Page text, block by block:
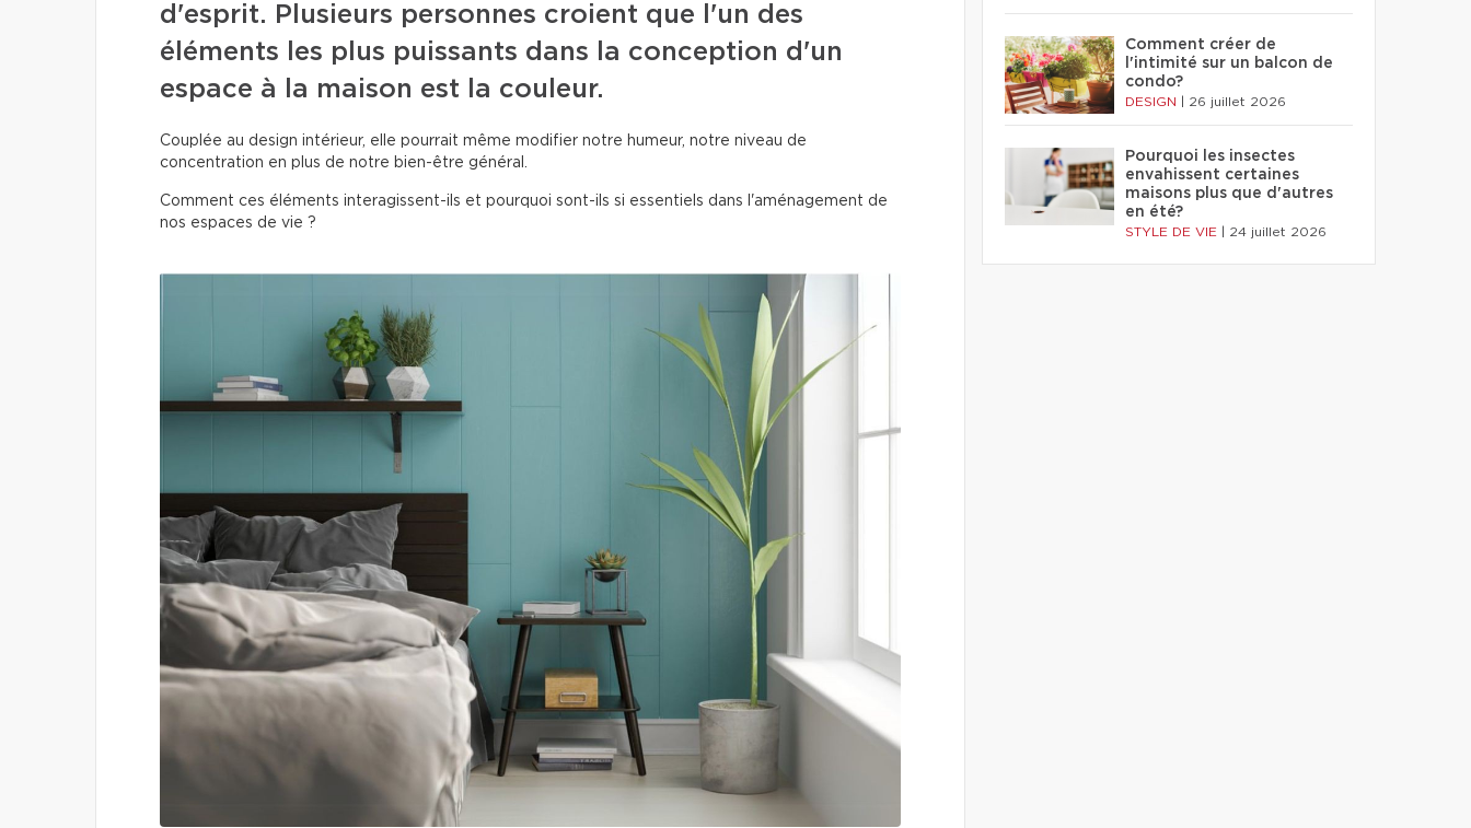
d'esprit. Plusieurs personnes croient que l'un des
éléments les plus puissants dans la conception d'un
espace à la maison est la couleur.
Couplée au design intérieur, elle pourrait même modifier notre humeur, notre niveau de
concentration en plus de notre bien-être général.
Comment ces éléments interagissent-ils et pourquoi sont-ils si essentiels dans l'aménagement de
nos espaces de vie ?
Comment créer de
l'intimité sur un balcon de
condo?
DESIGN 26 juillet 2026
Pourquoi les insectes
envahissent certaines
maisons plus que d'autres
en été?
STYLE DE VIE 24 juillet 2026